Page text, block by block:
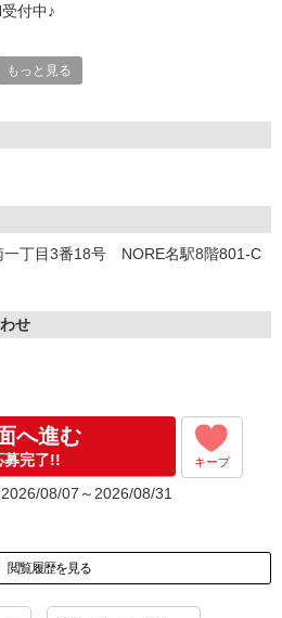
付中♪
ールorお電話でご連絡します。
ど）・出張面接・事務所面接と選べま
談）
もっと見る
一丁目3番18号 NORE名駅8階801-C
せ
へ進む
募完了!! キープ
08/07～2026/08/31
閲覧履歴を見る